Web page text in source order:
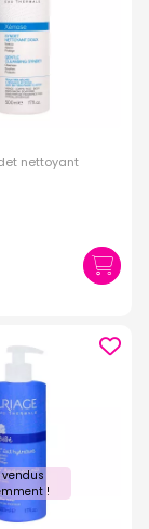
nettoyant
vendus
!